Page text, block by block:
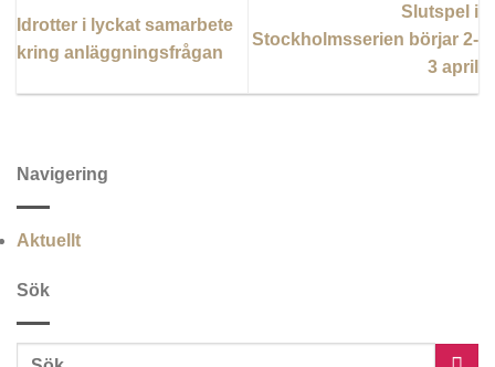
Idrotter i lyckat samarbete
kring anläggningsfrågan
Slutspel i
Stockholmsserien börjar 2-
3 april
Navigering
Aktuellt
Sök